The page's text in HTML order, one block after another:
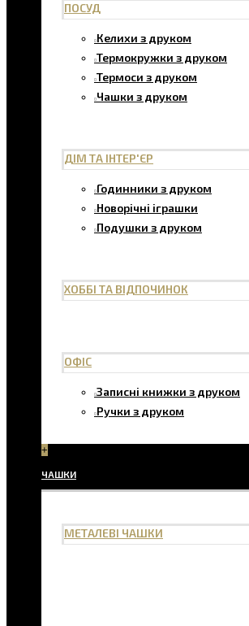
ПОСУД
Келихи з друком
Термокружки з друком
Термоси з друком
Чашки з друком
ДІМ ТА ІНТЕР'ЄР
Годинники з друком
Новорічні іграшки
Подушки з друком
ХОББІ ТА ВІДПОЧИНОК
ОФІС
Записні книжки з друком
Ручки з друком
+
ЧАШКИ
МЕТАЛЕВІ ЧАШКИ